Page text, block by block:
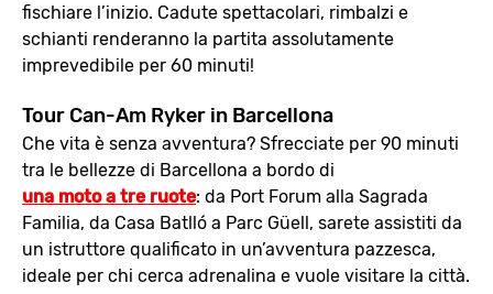
fischiare l’inizio. Cadute spettacolari, rimbalzi e
schianti renderanno la partita assolutamente
imprevedibile per 60 minuti!
Tour Can-Am Ryker in Barcellona
Che vita è senza avventura? Sfrecciate per 90 minuti
tra le bellezze di Barcellona a bordo di
una moto a tre ruote: da Port Forum alla Sagrada
Familia, da Casa Batlló a Parc Güell, sarete assistiti da
un istruttore qualificato in un’avventura pazzesca,
ideale per chi cerca adrenalina e vuole visitare la città.